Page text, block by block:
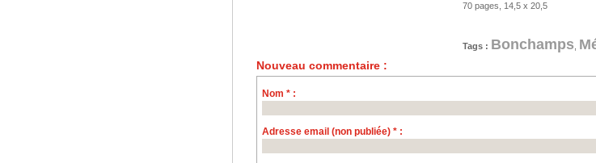
70 pages, 14,5 x 20,5
Tags : Bonchamps
Nouveau commentaire :
Nom * :
Adresse email (non publiée) * :